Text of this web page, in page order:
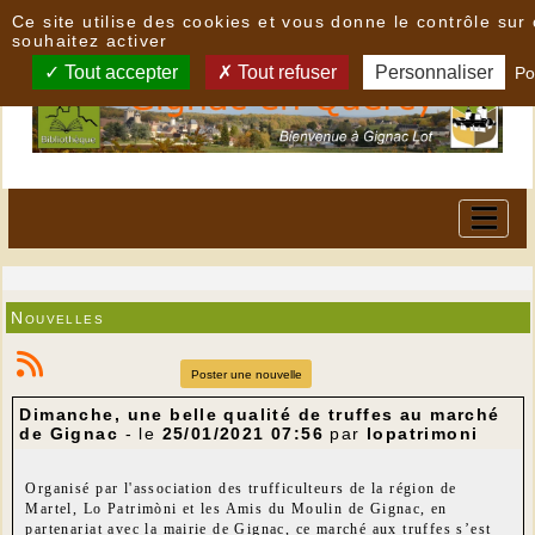
Nouvelles
Poster une nouvelle
Dimanche, une belle qualité de truffes au marché
de Gignac - le 25/01/2021 07:56 par lopatrimoni
Organisé par l'association des trufficulteurs de la région de
Martel, Lo Patrimòni et les Amis du Moulin de Gignac, en
partenariat avec la mairie de Gignac, ce marché aux truffes s’est
Ce site utilise des cookies et vous donne le contrôle sur
souhaitez activer
Tout accepter Tout refuser Personnaliser